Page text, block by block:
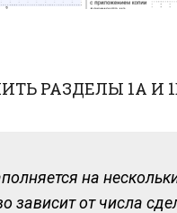
РАЗДЕЛЫ 1А И
на
зависит от числа